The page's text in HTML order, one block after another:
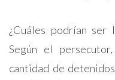
¿Cuáles podrían ser
Según el
cantidad de